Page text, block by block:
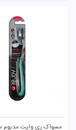
مسواک ری وایت مدیوم